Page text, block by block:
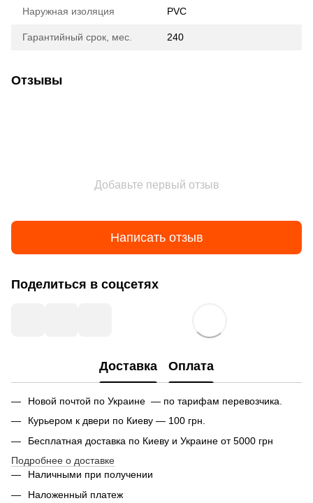
Наружная изоляция PVC
Гарантийный срок, мес. 240
Отзывы
Добавьте первый отзыв
Написать отзыв
Поделиться в соцсетях
Доставка Оплата
Новой почтой по Украине — по тарифам перевозчика.
Курьером к двери по Киеву — 100 грн.
Бесплатная доставка по Киеву и Украине от 5000 грн
Подробнее о доставке
Наличными при получении
Наложенный платеж